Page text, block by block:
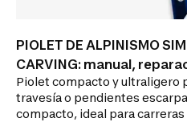
PIOLET DE ALPINISMO
CARVING: manual,
Piolet compacto y ultraligero
travesía o pendientes
compacto, ideal para